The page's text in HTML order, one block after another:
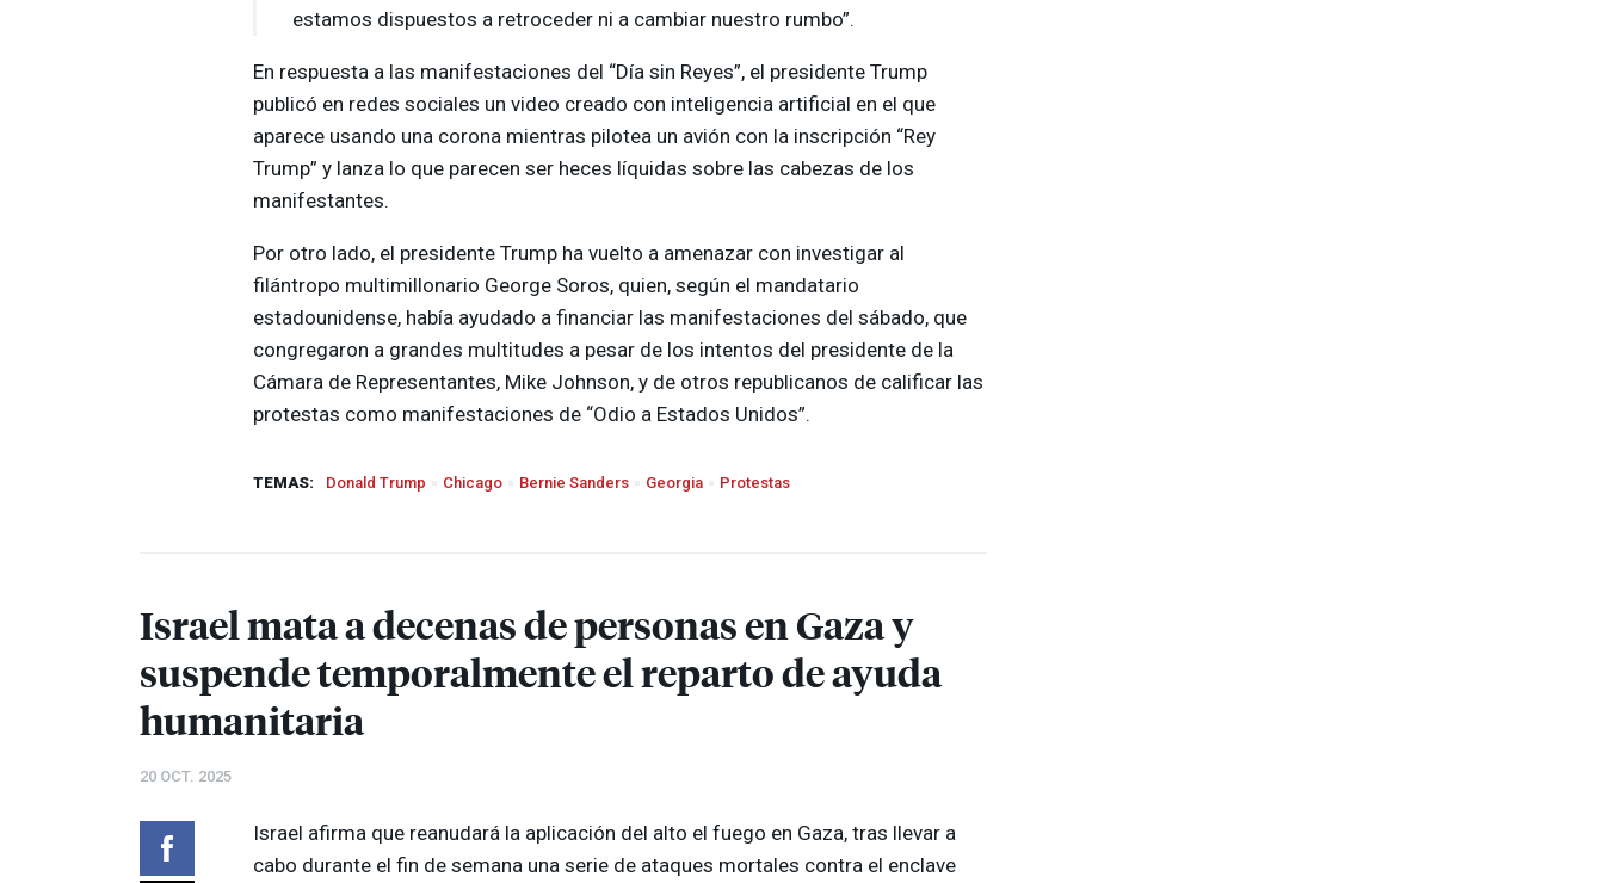
estamos dispuestos a retroceder ni a cambiar nuestro rumbo”.
En respuesta a las manifestaciones del “Día sin Reyes”, el presidente Trump
publicó en redes sociales un video creado con inteligencia artificial en el que
aparece usando una corona mientras pilotea un avión con la inscripción “Rey
Trump” y lanza lo que parecen ser heces líquidas sobre las cabezas de los
manifestantes.
Por otro lado, el presidente Trump ha vuelto a amenazar con investigar al
filántropo multimillonario George Soros, quien, según el mandatario
estadounidense, había ayudado a financiar las manifestaciones del sábado, que
congregaron a grandes multitudes a pesar de los intentos del presidente de la
Cámara de Representantes, Mike Johnson, y de otros republicanos de calificar las
protestas como manifestaciones de “Odio a Estados Unidos”.
TEMAS: Donald Trump Chicago Bernie Sanders Georgia Protestas
Israel mata a decenas de personas en Gaza y
suspende temporalmente el reparto de ayuda
humanitaria
20 OCT. 2025
Israel afirma que reanudará la aplicación del alto el fuego en Gaza, tras llevar a
cabo durante el fin de semana una serie de ataques mortales contra el enclave